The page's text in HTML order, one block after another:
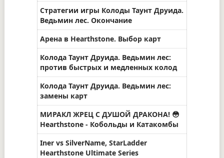
Стратегии игры Колоды Таунт Друида.
Ведьмин лес. Окончание
Арена в Hearthstone. Выбор карт
Колода Таунт Друида. Ведьмин лес:
против быстрых и медленных колод
Колода Таунт Друида. Ведьмин лес:
замены карт
МИРАКЛ ЖРЕЦ С ДУШОЙ ДРАКОНА! 😳
Hearthstone - Кобольды и Катакомбы
Iner vs SilverName, StarLadder
Hearthstone Ultimate Series